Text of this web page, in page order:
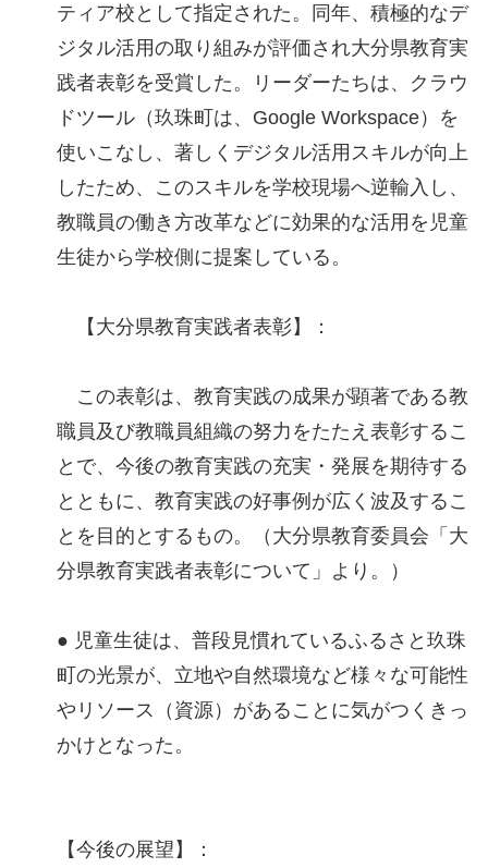
ティア校として指定された。同年、積極的なデ
ジタル活用の取り組みが評価され大分県教育実
践者表彰を受賞した。リーダーたちは、クラウ
ドツール（玖珠町は、Google Workspace）を
使いこなし、著しくデジタル活用スキルが向上
したため、このスキルを学校現場へ逆輸入し、
教職員の働き方改革などに効果的な活用を児童
生徒から学校側に提案している。
【大分県教育実践者表彰】：
この表彰は、教育実践の成果が顕著である教
職員及び教職員組織の努力をたたえ表彰するこ
とで、今後の教育実践の充実・発展を期待する
とともに、教育実践の好事例が広く波及するこ
とを目的とするもの。（大分県教育委員会「大
分県教育実践者表彰について」より。）
● 児童生徒は、普段見慣れているふるさと玖珠
町の光景が、立地や自然環境など様々な可能性
やリソース（資源）があることに気がつくきっ
かけとなった。
【今後の展望】：